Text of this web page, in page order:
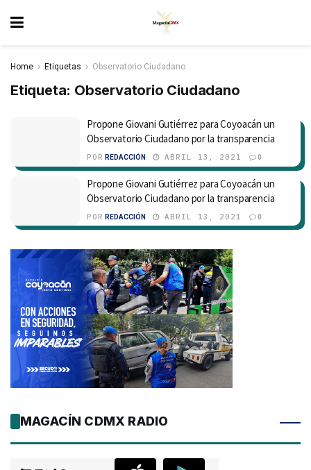
Home Etiquetas Observatorio Ciudadano
Etiqueta: Observatorio Ciudadano
Propone Giovani Gutiérrez para Coyoacán un
Observatorio Ciudadano por la transparencia
POR REDACCIÓN ABRIL 13, 2021 0
Propone Giovani Gutiérrez para Coyoacán un
Observatorio Ciudadano por la transparencia
POR REDACCIÓN ABRIL 13, 2021 0
MAGACÍN CDMX RADIO